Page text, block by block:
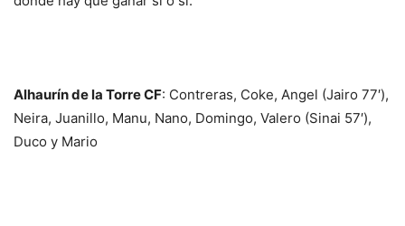
Alhaurín de la Torre CF: Contreras, Coke, Angel (Jairo 77′),
Neira, Juanillo, Manu, Nano, Domingo, Valero (Sinai 57′),
Duco y Mario